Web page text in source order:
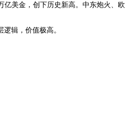
亿美金，创下历史新高。中东炮火
辑，价值极高。